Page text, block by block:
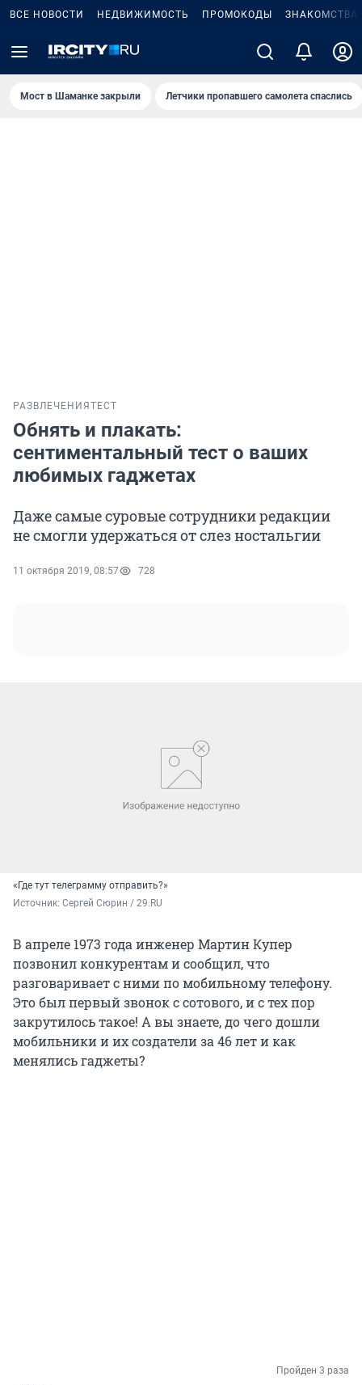
ВСЕ НОВОСТИ НЕДВИЖИМОСТЬ ПРОМОКОДЫ ЗНАКОМСТВА
Мост в Шаманке закрыли Летчики пропавшего самолета спаслись
РАЗВЛЕЧЕНИЯ ТЕСТ
Обнять и плакать:
сентиментальный тест о ваших
любимых гаджетах
Даже самые суровые сотрудники редакции
не смогли удержаться от слез ностальгии
11 октября 2019, 08:57 728
«Где тут телеграмму отправить?»
Источник: Сергей Сюрин / 29.RU
В апреле 1973 года инженер Мартин Купер
позвонил конкурентам и сообщил, что
разговаривает с ними по мобильному телефону.
Это был первый звонок с сотового, и с тех пор
закрутилось такое! А вы знаете, до чего дошли
мобильники и их создатели за 46 лет и как
менялись гаджеты?
Пройден 3 раза